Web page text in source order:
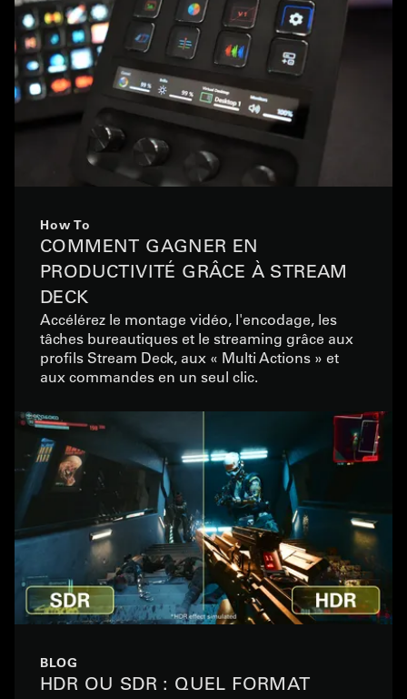
How To
COMMENT GAGNER EN
PRODUCTIVITÉ GRÂCE À STREAM
DECK
Accélérez le montage vidéo, l'encodage, les
tâches bureautiques et le streaming grâce aux
profils Stream Deck, aux « Multi Actions » et
aux commandes en un seul clic.
BLOG
HDR OU SDR : QUEL FORMAT